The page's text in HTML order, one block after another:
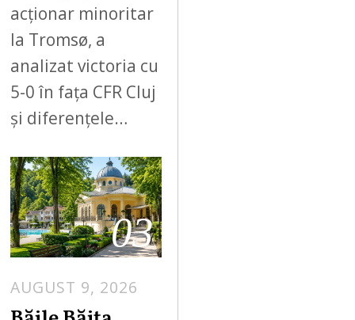
acționar minoritar
la Tromsø, a
analizat victoria cu
5-0 în fața CFR Cluj
și diferențele…
03
AUGUST 9, 2026